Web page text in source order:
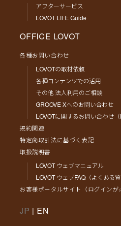
アフターサービス
LOVOT LIFE Guide
OFFICE LOVOT
各種お問い合わせ
LOVOTの取材依頼
各種コンテンツでの活用
その他 法人利用のご相談
GROOVE Xへのお問い合わせ
LOVOTに関するお問い合わせ（
規約関連
特定商取引法に基づく表記
取扱説明書
LOVOT ウェブマニュアル
LOVOT ウェブFAQ（よくある質
お客様ポータルサイト（ログインが
JP | EN